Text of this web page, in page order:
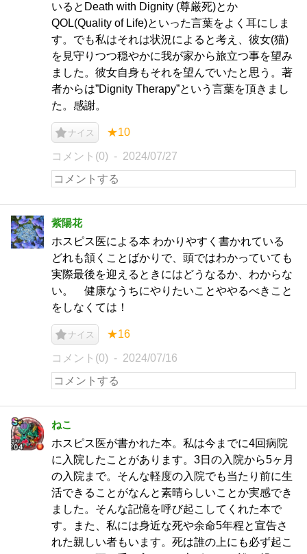
いるとDeath with Dignity (尊厳死)とか
QOL(Quality of Life)といった言葉をよく耳にしま
す。でも私はそれは状況によると考え、彼女(猫)
を見守りつつ穏やかに我が家から旅立つ事を望み
ました。彼女自身もそれを望んでいたと思う。著
者からは”Dignity Therapy”という言葉を頂きまし
た。感謝。
ナイス ★10
コメント(0) 2024/07/27
紫陽花
ホスピス医による本 わかりやすく書かれている
どれも頷くことばかりで、頭ではわかっていても
実際最後を迎えるときにはどうなるか、わからな
い。 健康なうちにやりたいことややるべきこと
をしなくては！
ナイス ★16
コメント(0) 2024/07/16
ねこ
ホスピス医が書かれた本。私は今までに4回病院
に入院したことがあります。3日の入院から5ヶ月
の入院まで。そんな軽度の入院でも当たり前に生
活できることがなんと素晴らしいことか実感でき
ました。そんな記憶を呼び起こしてくれた本で
す。また、私には身近な死や余命5年程と宣告さ
れた親しい者もいます。死は誰の上にも必ず起こ